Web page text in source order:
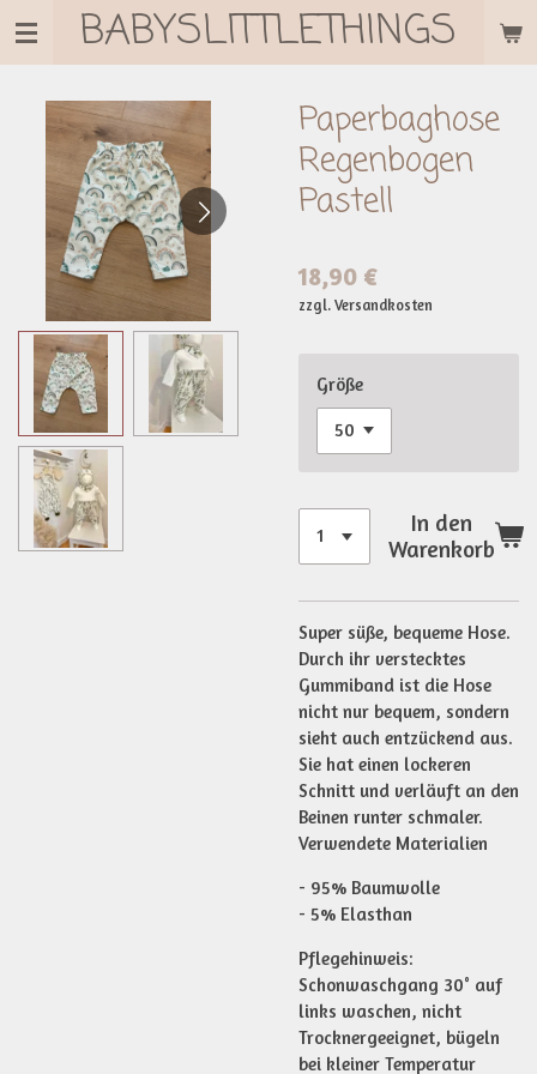
Zum
HauptinhaltBABYSLITTLETHINGS
Paperbaghose
Regenbogen
Pastell
18,90 €
zzgl. Versandkosten
Größe
In den
Warenkorb
Super süße, bequeme Hose.
Durch ihr verstecktes
Gummiband ist die Hose
nicht nur bequem, sondern
sieht auch entzückend aus.
Sie hat einen lockeren
Schnitt und verläuft an den
Beinen runter schmaler.
Verwendete Materialien
- 95% Baumwolle
- 5% Elasthan
Pflegehinweis:
Schonwaschgang 30° auf
links waschen, nicht
Trocknergeeignet, bügeln
bei kleiner Temperatur